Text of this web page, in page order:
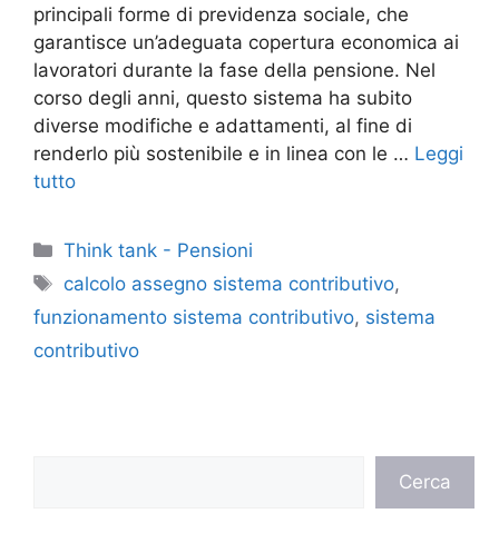
principali forme di previdenza sociale, che
garantisce un’adeguata copertura economica ai
lavoratori durante la fase della pensione. Nel
corso degli anni, questo sistema ha subito
diverse modifiche e adattamenti, al fine di
renderlo più sostenibile e in linea con le … Leggi
tutto
Categorie
Think tank - Pensioni
Tag
calcolo assegno sistema contributivo,
funzionamento sistema contributivo, sistema
contributivo
Cerca